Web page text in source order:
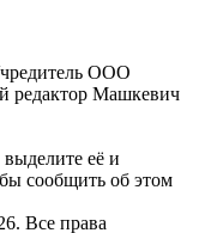
ООО
редактор Машкевич
её и
сообщить об этом
Все права